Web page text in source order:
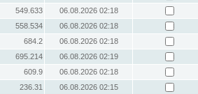
549.633
06.08.2026 02:18
558.534
06.08.2026 02:18
684.2
06.08.2026 02:18
695.214
06.08.2026 02:19
609.9
06.08.2026 02:18
236.31
06.08.2026 02:15